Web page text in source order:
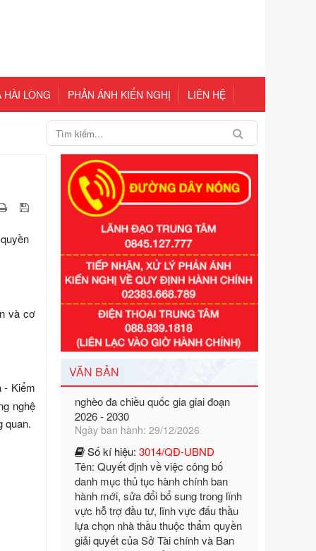
HÀI LÒNG PHẢN ÁNH KIẾN NGHỊ LIÊN HỆ
và cơ
- Kiểm
nghệ
quan.
VĂN BẢN
Số kí hiệu:351/2025/NĐ-CP
Tên: Nghị định số 351/2025/NĐ-CP
của Chính phủ: Quy định chuẩn
2026 - 2030
Ngày ban hành: 29/12/2026
Số kí hiệu:3014/QĐ-UBND
Tên: Quyết định về việc công bố
danh mục thủ tục hành chính ban
hành mới, sửa đổi bổ sung trong lĩnh
vực hỗ trợ đầu tư, lĩnh vực đấu thầu
lựa chọn nhà thầu thuộc thẩm quyền
giải quyết của Sở Tài chính và Ban
Quản lý Khu kinh tế Đông Nam
Nghệ An
Ngày ban hành: 23/09/2026